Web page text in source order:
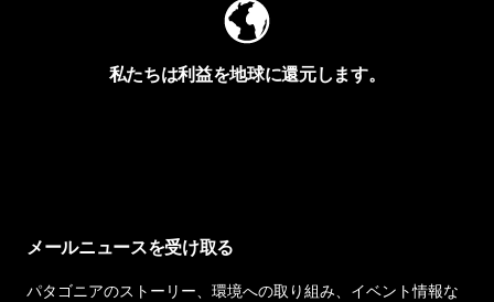
私たちは利益を地球に還元します。
メールニュースを受け取る
パタゴニアのストーリー、環境への取り組み、イベント情報な